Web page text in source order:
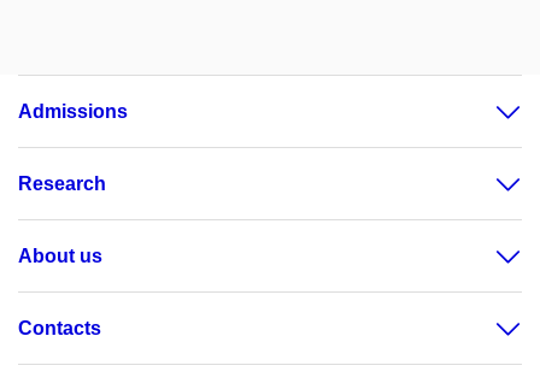
Admissions
Research
About us
Contacts